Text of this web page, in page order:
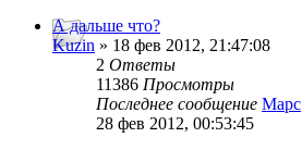
А дальше что?
Kuzin » 18 фев 2012, 21:47:08
2 Ответы
11386 Просмотры
Последнее сообщение Mapc
28 фев 2012, 00:53:45